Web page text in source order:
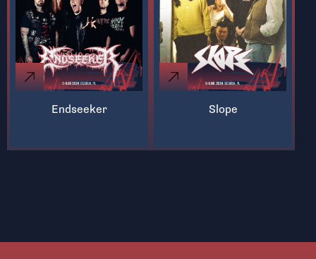
Endseeker Slope